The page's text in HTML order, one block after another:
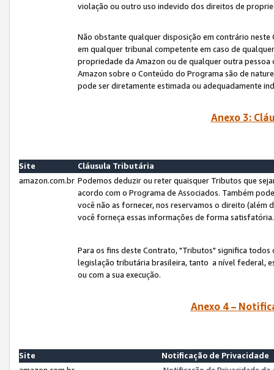
violação ou outro uso indevido dos direitos de
Não obstante qualquer disposição em contrário
em qualquer tribunal competente em caso de
propriedade da Amazon ou de qualquer outra
Amazon sobre o Conteúdo do Programa são de
pode ser diretamente estimada ou adequadamente
Anexo 3:
Site
Cláusula Tributária
amazon.com.br Podemos deduzir ou reter quaisquer Tributos que
acordo com o Programa de Associados. Também
você não as fornecer, nos reservamos o direito (além
você forneça essas informações de forma
Para os fins deste Contrato, "Tributos" significa
legislação tributária brasileira, tanto a nível federal,
ou com a sua execução.
Anexo 4 –
Site
Notificação de Privacidade